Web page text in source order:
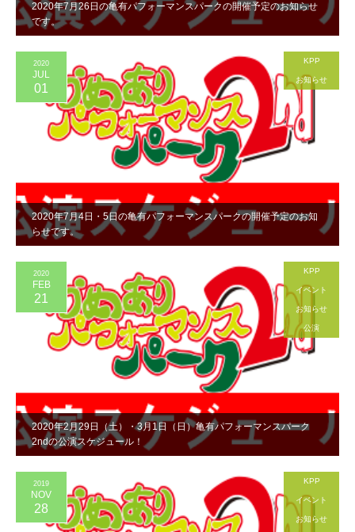
2020年7月26日の亀有パフォーマンスパークの開催予定のお知らせ
です。
2020年7月4日・5日の亀有パフォーマンスパークの開催予定のお知
らせです。
2020
JUL
01
KPP
お知らせ
2020年2月29日（土）・3月1日（日）亀有パフォーマンスパーク
2ndの公演スケジュール！
2020
FEB
21
KPP
イベント
お知らせ
公演
2019
NOV
28
KPP
イベント
お知らせ